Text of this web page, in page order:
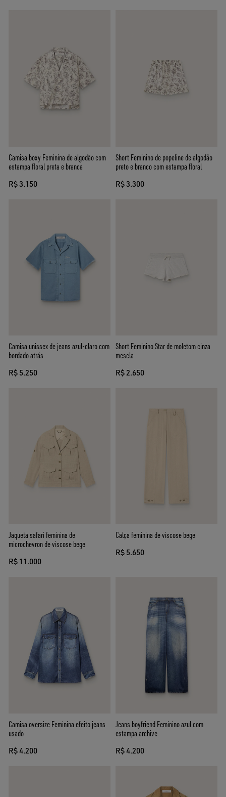
Camisa boxy Feminina de algodão com
estampa floral preta e branca
R$ 3.150
Short Feminino de popeline de algodão
preto e branco com estampa floral
R$ 3.300
Camisa unissex de jeans azul-claro com
bordado atrás
R$ 5.250
Short Feminino Star de moletom cinza
mescla
R$ 2.650
Jaqueta safari feminina de
microchevron de viscose bege
R$ 11.000
Calça feminina de viscose bege
R$ 5.650
Camisa oversize Feminina efeito jeans
usado
R$ 4.200
Jeans boyfriend Feminino azul com
estampa archive
R$ 4.200